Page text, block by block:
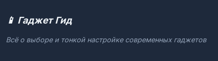
📱 Гаджет Гид
Всё о выборе и тонкой настройке современных гаджетов